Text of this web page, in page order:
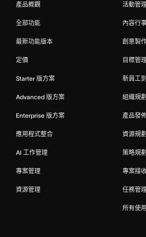
產品概觀
全部功能
最新功能版本
定價
Starter 版方案
Advanced 版方案
Enterprise 版方案
應用程式整合
AI 工作管理
專案管理
資源管理
活動管
內容行
創意製
目標管
新員工
組織規劃
產品發
資源規劃
策略規劃
專案接
任務管
所有使